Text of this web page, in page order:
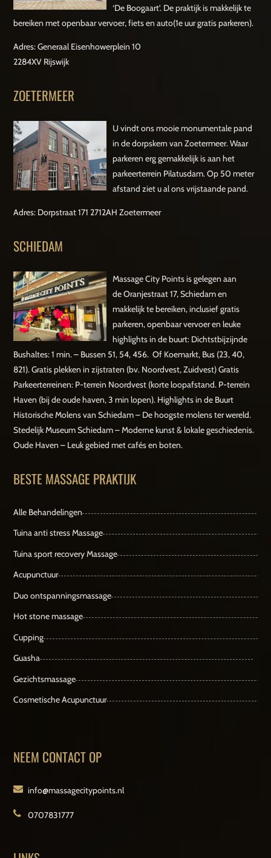
‘De Boogaart’. De praktijk is makkelijk te
bereiken met openbaar vervoer, fiets en auto(1e uur gratis parkeren).
Adres: Generaal Eisenhowerplein 10
2284XV Rijswijk
ZOETERMEER
U vindt ons mooie monumentale pand
in de dorpskern van Zoetermeer. Waar
parkeren erg gemakkelijk is aan het
parkeerterrein Pilatusdam. Op 50 meter
afstand ziet u al ons vrijstaande pand.
Adres: Dorpstraat 171 2712AH Zoetermeer
SCHIEDAM
Massage City Points is gelegen aan
de Oranjestraat 17, Schiedam en
makkelijk te bereiken, inclusief gratis
parkeren, openbaar vervoer en leuke
highlights in de buurt: Dichtstbijzijnde
Bushaltes: 1 min. – Bussen 51, 54, 456. Of Koemarkt, Bus (23, 40,
821). Gratis plekken in zijstraten (bv. Noordvest, Zuidvest) Gratis
Parkeerterreinen: P-terrein Noordvest (korte loopafstand. P-terrein
Haven (bij de oude haven, 3 min lopen). Highlights in de Buurt
Historische Molens van Schiedam – De hoogste molens ter wereld.
Stedelijk Museum Schiedam – Moderne kunst & lokale geschiedenis.
Oude Haven – Leuk gebied met cafés en boten.
BESTE MASSAGE PRAKTIJK
Alle Behandelingen
Tuina anti stress Massage
Tuina sport recovery Massage
Acupunctuur
Duo ontspanningsmassage
Hot stone massage
Cupping
Guasha
Gezichtsmassage
Cosmetische Acupunctuur
NEEM CONTACT OP
info@massagecitypoints.nl
0707831777